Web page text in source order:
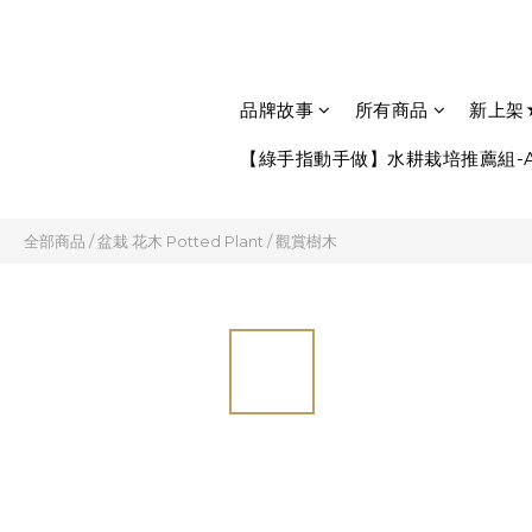
品牌故事 所有商品 新上
【綠手指動手做】水耕栽培推薦
全部商品 /盆栽 花木 Potted Plant /觀賞樹木